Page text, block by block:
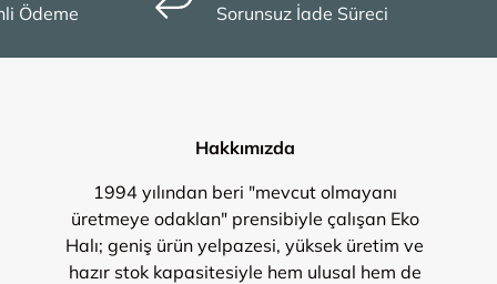
Ödeme
Sorunsuz İade Süreci
Hakkımızda
1994 yılından beri "mevcut olmayanı
üretmeye odaklan" prensibiyle çalışan Eko
Halı; geniş ürün yelpazesi, yüksek üretim ve
hazır stok kapasitesiyle hem ulusal hem de